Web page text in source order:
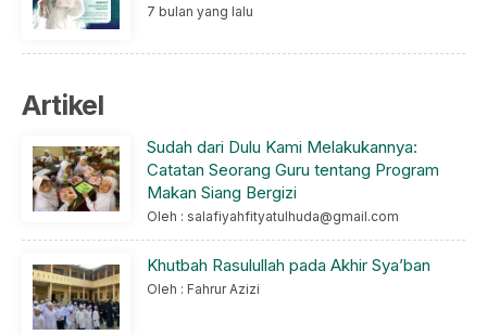
7 bulan yang lalu
Artikel
Sudah dari Dulu Kami Melakukannya:
Catatan Seorang Guru tentang Program
Makan Siang Bergizi
Oleh : salafiyahfityatulhuda@gmail.com
Khutbah Rasulullah pada Akhir Sya’ban
Oleh : Fahrur Azizi